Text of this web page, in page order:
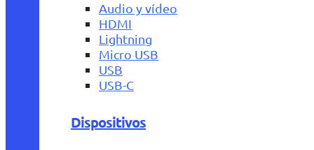
Audio y vídeo
HDMI
Lightning
Micro USB
USB
USB-C
Dispositivos